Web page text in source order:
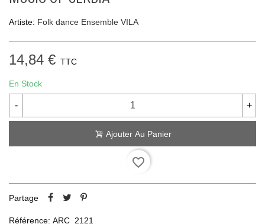
Artiste: Folk dance Ensemble VILA
14,84 € TTC
En Stock
- +
Ajouter Au Panier
favorite_border
Partage
Référence: ARC_2121